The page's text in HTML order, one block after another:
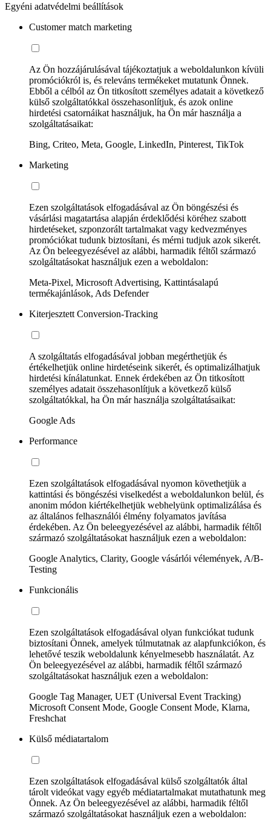
Egyéni adatvédelmi beállítások
Customer match marketing
Az Ön hozzájárulásával tájékoztatjuk a weboldalunkon kívüli
promóciókról is, és releváns termékeket mutatunk Önnek.
Ebből a célból az Ön titkosított személyes adatait a következő
külső szolgáltatókkal összehasonlítjuk, és azok online
hirdetési csatornáikat használjuk, ha Ön már használja a
szolgáltatásaikat:
Bing, Criteo, Meta, Google, LinkedIn, Pinterest, TikTok
Marketing
Ezen szolgáltatások elfogadásával az Ön böngészési és
vásárlási magatartása alapján érdeklődési köréhez szabott
hirdetéseket, szponzorált tartalmakat vagy kedvezményes
promóciókat tudunk biztosítani, és mérni tudjuk azok sikerét.
Az Ön beleegyezésével az alábbi, harmadik féltől származó
szolgáltatásokat használjuk ezen a weboldalon:
Meta-Pixel, Microsoft Advertising, Kattintásalapú
termékajánlások, Ads Defender
Kiterjesztett Conversion-Tracking
A szolgáltatás elfogadásával jobban megérthetjük és
értékelhetjük online hirdetéseink sikerét, és optimalizálhatjuk
hirdetési kínálatunkat. Ennek érdekében az Ön titkosított
személyes adatait összehasonlítjuk a következő külső
szolgáltatókkal, ha Ön már használja szolgáltatásaikat:
Google Ads
Performance
Ezen szolgáltatások elfogadásával nyomon követhetjük a
kattintási és böngészési viselkedést a weboldalunkon belül, és
anonim módon kiértékelhetjük webhelyünk optimalizálása és
az általános felhasználói élmény folyamatos javítása
érdekében. Az Ön beleegyezésével az alábbi, harmadik féltől
származó szolgáltatásokat használjuk ezen a weboldalon:
Google Analytics, Clarity, Google vásárlói vélemények, A/B-
Testing
Funkcionális
Ezen szolgáltatások elfogadásával olyan funkciókat tudunk
biztosítani Önnek, amelyek túlmutatnak az alapfunkciókon, és
lehetővé teszik weboldalunk kényelmesebb használatát. Az
Ön beleegyezésével az alábbi, harmadik féltől származó
szolgáltatásokat használjuk ezen a weboldalon:
Google Tag Manager, UET (Universal Event Tracking)
Microsoft Consent Mode, Google Consent Mode, Klarna,
Freshchat
Külső médiatartalom
Ezen szolgáltatások elfogadásával külső szolgáltatók által
tárolt videókat vagy egyéb médiatartalmakat mutathatunk meg
Önnek. Az Ön beleegyezésével az alábbi, harmadik féltől
származó szolgáltatásokat használjuk ezen a weboldalon: